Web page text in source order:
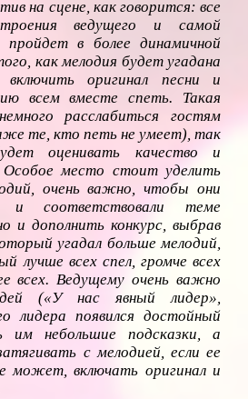
на сцене, как говорится: все
ведущего и самой
пройдет в более динамичной
как мелодия будет угадана
оригинал песни и
всем вместе спеть. Такая
расслабиться гостям
те, кто петь не умеет), так
оценивать качество и
место стоит уделить
очень важно, чтобы они
и соответствовали теме
дополнить конкурс, выбрав
угадал больше мелодий,
лучше всех спел, громче всех
всех. Ведущему очень важно
(«У нас явный лидер»,
лидера появился достойный
им небольшие подсказки, а
с мелодией, если ее
может, включать оригинал и